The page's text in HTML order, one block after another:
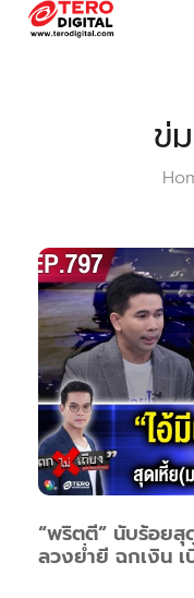
ข่
“พริตตี” นับร้อยสุ
ลวงย่ำยี ฉกเงิน